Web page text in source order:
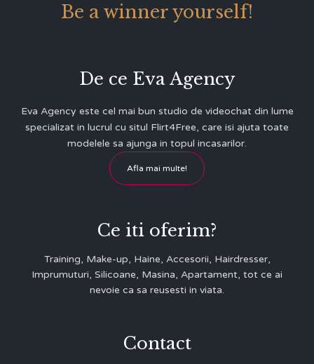
Be a winner yourself!
De ce Eva Agency
Eva Agency este cel mai bun studio de videochat din lume
specializat in lucrul cu situl Flirt4Free, care isi ajuta toate
modelele sa ajunga in topul incasarilor.
Afla mai multe!
Ce iti oferim?
Training, Make-up, Haine, Accesorii, Hairdresser,
Imprumuturi, Silicoane, Masina, Apartament, tot ce ai
nevoie ca sa reusesti in viata.
Contact